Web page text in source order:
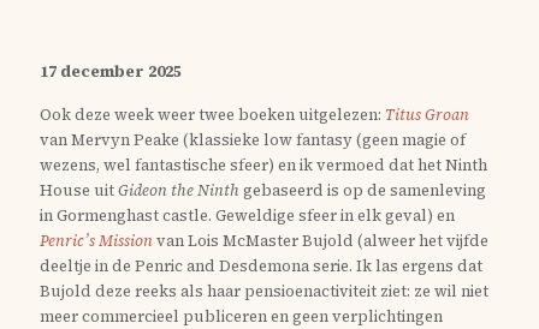
17 december 2025
Ook deze week weer twee boeken uitgelezen: Titus Groan
van Mervyn Peake (klassieke low fantasy (geen magie of
wezens, wel fantastische sfeer) en ik vermoed dat het Ninth
House uitGideon the Ninthgebaseerd is op de samenleving
in Gormenghast castle. Geweldige sfeer in elk geval) en
Penric’s Missionvan Lois McMaster Bujold (alweer het vijfde
deeltje in de Penric and Desdemona serie. Ik las ergens dat
Bujold deze reeks als haar pensioenactiviteit ziet: ze wil niet
meer commercieel publiceren en geen verplichtingen